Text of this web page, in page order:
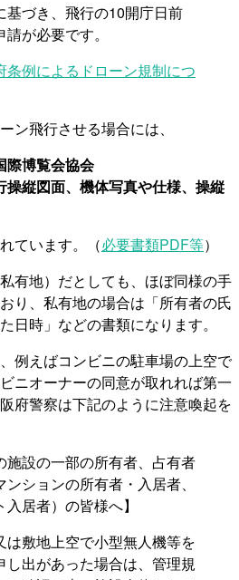
づき、飛行の10開庁日前
が必要です。
条例によるドローン規制につ
ン飛行させる場合には、
博覧会協会
図面、機体写真や仕様、操縦
ています。（必要書類PDF等）
有地）だとしても、ほぼ同様の手
り、私有地の場合は「所有者の氏
日時」などの書類になります。
例えばコンビニの駐車場の上空で
ニオーナーの同意が取れれば第一
府警察は下記のように注意喚起を
施設の一部の所有者、占有者
ションの所有者・入居者、
居者）の皆様へ】
は敷地上空で小型無人機等を
し出があった場合は、管理規